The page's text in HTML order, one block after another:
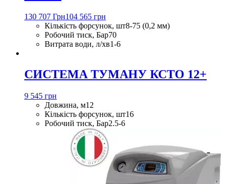
130 707 Грн104 565 грн
Кількість форсунок, шт8-75 (0,2 мм)
Робочий тиск, Бар70
Витрата води, л/хв1-6
СИСТЕМА ТУМАНУ КСТО 12+
9 545 грн
Довжина, м12
Кількість форсунок, шт16
Робочий тиск, Бар2.5-6